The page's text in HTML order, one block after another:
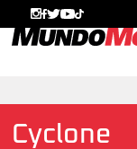
Cyclone